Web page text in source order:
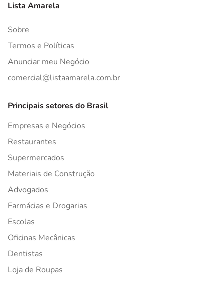
Lista Amarela
Sobre
Termos e Políticas
Anunciar meu Negócio
comercial@listaamarela.com.br
Principais setores do Brasil
Empresas e Negócios
Restaurantes
Supermercados
Materiais de Construção
Advogados
Farmácias e Drogarias
Escolas
Oficinas Mecânicas
Dentistas
Loja de Roupas